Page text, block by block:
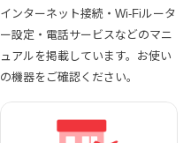
インターネット接続・Wi-Fiルータ
ー設定・電話サービスなどのマニ
ュアルを掲載しています。お使い
の機器をご確認ください。